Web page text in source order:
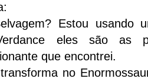
Estou usando
eles são as
que encontrei.
no